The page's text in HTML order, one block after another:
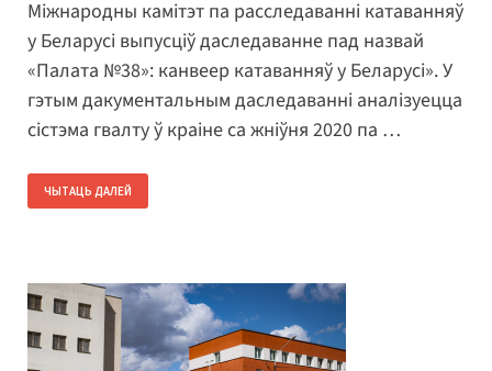
Міжнародны камітэт па расследаванні катаванняў
у Беларусі выпусціў даследаванне пад назвай
«Палата №38»: канвеер катаванняў у Беларусі». У
гэтым дакументальным даследаванні аналізуецца
сістэма гвалту ў краіне са жніўня 2020 па …
ЧЫТАЦЬ ДАЛЕЙ